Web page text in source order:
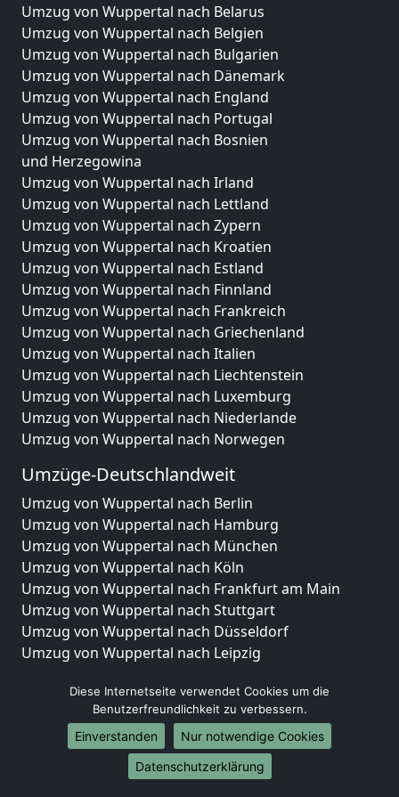
Umzug von Wuppertal nach Belarus
Umzug von Wuppertal nach Belgien
Umzug von Wuppertal nach Bulgarien
Umzug von Wuppertal nach Dänemark
Umzug von Wuppertal nach England
Umzug von Wuppertal nach Portugal
Umzug von Wuppertal nach Bosnien
und Herzegowina
Umzug von Wuppertal nach Irland
Umzug von Wuppertal nach Lettland
Umzug von Wuppertal nach Zypern
Umzug von Wuppertal nach Kroatien
Umzug von Wuppertal nach Estland
Umzug von Wuppertal nach Finnland
Umzug von Wuppertal nach Frankreich
Umzug von Wuppertal nach Griechenland
Umzug von Wuppertal nach Italien
Umzug von Wuppertal nach Liechtenstein
Umzug von Wuppertal nach Luxemburg
Umzug von Wuppertal nach Niederlande
Umzug von Wuppertal nach Norwegen
Umzüge-Deutschlandweit
Umzug von Wuppertal nach Berlin
Umzug von Wuppertal nach Hamburg
Umzug von Wuppertal nach München
Umzug von Wuppertal nach Köln
Umzug von Wuppertal nach Frankfurt am Main
Umzug von Wuppertal nach Stuttgart
Umzug von Wuppertal nach Düsseldorf
Umzug von Wuppertal nach Leipzig
Umzug von Wuppertal nach Essen
Umzug von Wuppertal nach Bremen
Umzug von Wuppertal nach Dresden
Umzug von Wuppertal nach Hannover
Umzug von Wuppertal nach Nürnberg
Diese Internetseite verwendet Cookies um die
Benutzerfreundlichkeit zu verbessern.
Einverstanden
Nur notwendige Cookies
Datenschutzerklärung